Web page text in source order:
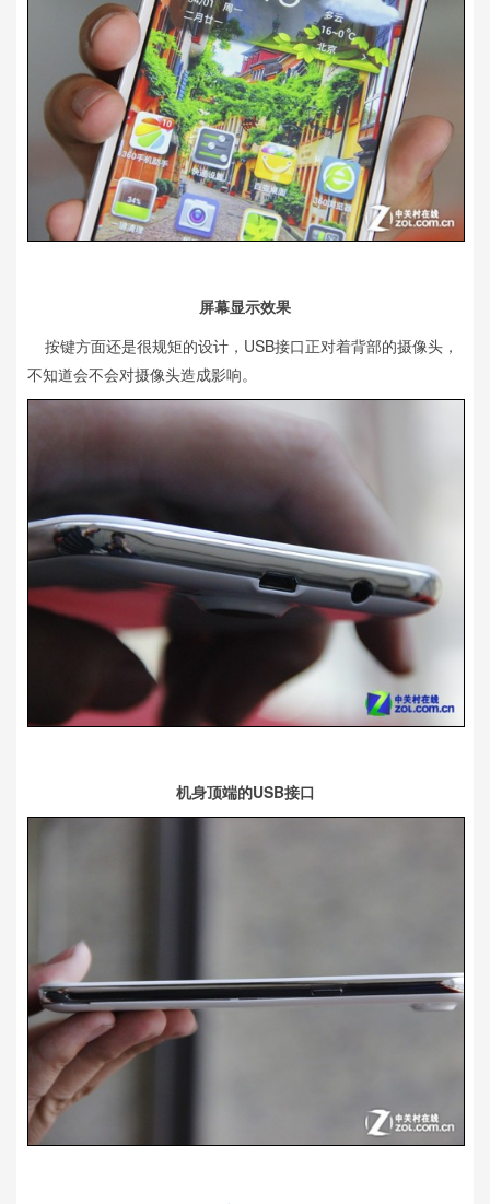
屏幕显示效果
按键方面还是很规矩的设计，USB接口正对着背部的摄像头，
不知道会不会对摄像头造成影响。
机身顶端的USB接口